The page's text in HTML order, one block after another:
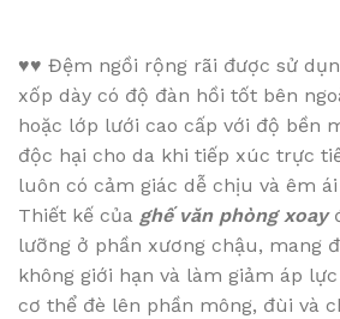
♥♥ Đệm ngồi rộng rãi được sử
xốp dày có độ đàn hồi tốt bên
hoặc lớp lưới cao cấp với độ bền
độc hại cho da khi tiếp xúc trực
luôn có cảm giác dễ chịu và êm
Thiết kế của ghế văn phòng xoay
lưỡng ở phần xương chậu, mang
không giới hạn và làm giảm áp
cơ thể đè lên phần mông, đùi và